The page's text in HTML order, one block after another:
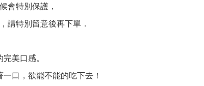
會特別保護，
請特別留意後再下單．
美口感。
口，欲罷不能的吃下去！